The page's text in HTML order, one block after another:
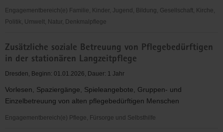
Engagementbereich(e) Familie, Kinder, Jugend, Bildung, Gesellschaft, Kirche,
Politik, Umwelt, Natur, Denkmalpflege
e.V.
Zusätzliche soziale Betreuung von Pflegebedürftigen
in der stationären Langzeitpflege
Dresden, Beginn: 01.01.2026, Dauer: 1 Jahr
Vorlesen, Spaziergänge, Spieleangebote, Gruppen- und
Einzelbetreuung von alten pflegebedürftigen Menschen
Engagementbereich(e) Pflege, Fürsorge und Selbsthilfe